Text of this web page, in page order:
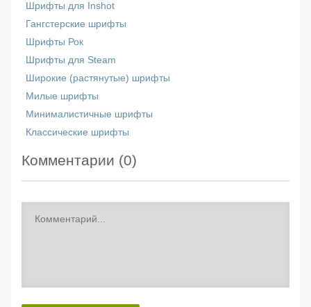
Шрифты для Inshot
Гангстерские шрифты
Шрифты Рок
Шрифты для Steam
Широкие (растянутые) шрифты
Милые шрифты
Минималистичные шрифты
Классические шрифты
Комментарии (0)